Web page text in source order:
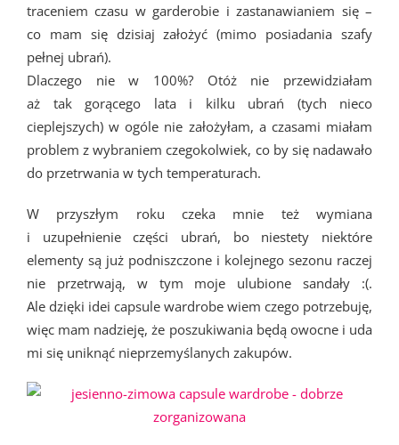
traceniem czasu w garderobie i zastanawianiem się –
co mam się dzisiaj założyć (mimo posiadania szafy
pełnej ubrań).
Dlaczego nie w 100%? Otóż nie przewidziałam
aż tak gorącego lata i kilku ubrań (tych nieco
cieplejszych) w ogóle nie założyłam, a czasami miałam
problem z wybraniem czegokolwiek, co by się nadawało
do przetrwania w tych temperaturach.
W przyszłym roku czeka mnie też wymiana
i uzupełnienie części ubrań, bo niestety niektóre
elementy są już podniszczone i kolejnego sezonu raczej
nie przetrwają, w tym moje ulubione sandały :(.
Ale dzięki idei capsule wardrobe wiem czego potrzebuję,
więc mam nadzieję, że poszukiwania będą owocne i uda
mi się uniknąć nieprzemyślanych zakupów.